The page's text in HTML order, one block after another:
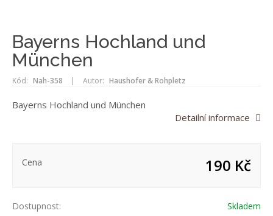
Bayerns Hochland und
München
Kód: Nah-358 | Autor: Haushofer & Rohpletz
Bayerns Hochland und München
Detailní informace
Cena 190 Kč
Dostupnost: Skladem